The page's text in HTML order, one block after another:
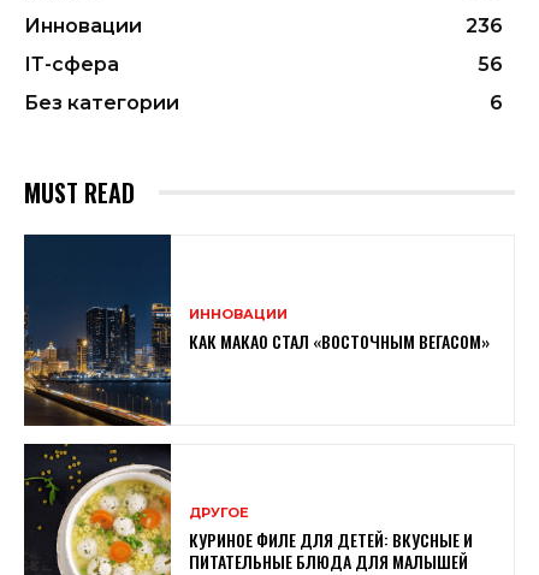
Инновации
236
ІТ-сфера
56
Без категории
6
MUST READ
ИННОВАЦИИ
КАК МАКАО СТАЛ «ВОСТОЧНЫМ ВЕГАСОМ»
ДРУГОЕ
КУРИНОЕ ФИЛЕ ДЛЯ ДЕТЕЙ: ВКУСНЫЕ И
ПИТАТЕЛЬНЫЕ БЛЮДА ДЛЯ МАЛЫШЕЙ